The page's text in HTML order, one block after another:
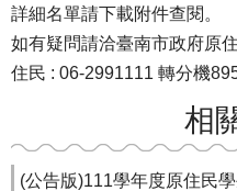
詳細名單請下載附件查閱。
如有疑問請洽臺南市政府原
住民 : 06-2991111 轉分機
相
(公告版)111學年度原住民